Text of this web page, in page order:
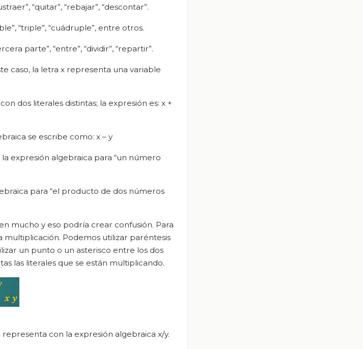
“quitar”, “rebajar”, “descontar”.
“triple”, “cuádruple”, entre otros.
parte”, “entre”, “dividir”, “repartir”.
caso, la letra x representa una variable
dos literales distintas; la expresión es: x +
se escribe como: x – y
expresión algebraica para “un número
para “el producto de dos números
mucho y eso podría crear confusión. Para
Podemos utilizar paréntesis
un punto o un asterisco entre los dos
las literales que se están multiplicando.
con la expresión algebraica x/y.